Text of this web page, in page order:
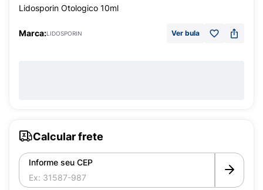
Lidosporin Otologico 10ml
Marca:LIDOSPORIN Ver bula
Calcular frete
Informe seu CEP